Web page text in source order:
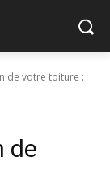
de votre toiture :
de